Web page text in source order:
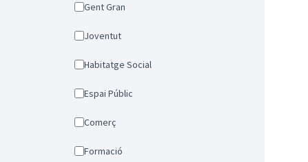
Gent Gran
Joventut
Habitatge Social
Espai Públic
Comerç
Formació